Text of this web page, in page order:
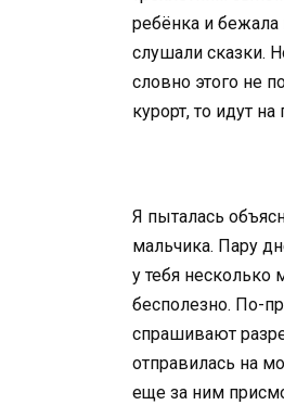
ребёнка и бежала
слушали сказки.
словно этого не
курорт, то идут
Я пыталась
мальчика. Пару
у тебя
бесполезно. По-
спрашивают
отправилась на
еще за ним